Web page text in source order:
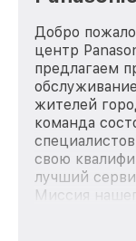
Добро
центр
предлагаем
жителей
команда
свою
лучший
Миссия
каждого